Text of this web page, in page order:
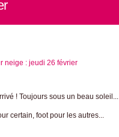
! Toujours sous un beau soleil...
certain, foot pour les autres...